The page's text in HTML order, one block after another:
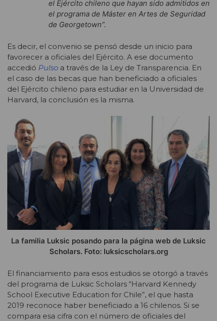
el Ejército chileno que hayan sido admitidos en
el programa de Máster en Artes de Seguridad
de Georgetown”.
Es decir, el convenio se pensó desde un inicio para
favorecer a oficiales del Ejército. A ese documento
accedió Pulso a través de la Ley de Transparencia. En
el caso de las becas que han beneficiado a oficiales
del Ejército chileno para estudiar en la Universidad de
Harvard, la conclusión es la misma.
La familia Luksic posando para la página web de Luksic
Scholars. Foto: luksicscholars.org
El financiamiento para esos estudios se otorgó a través
del programa de Luksic Scholars “Harvard Kennedy
School Executive Education for Chile”, el que hasta
2019 reconoce haber beneficiado a 16 chilenos. Si se
compara esa cifra con el número de oficiales del